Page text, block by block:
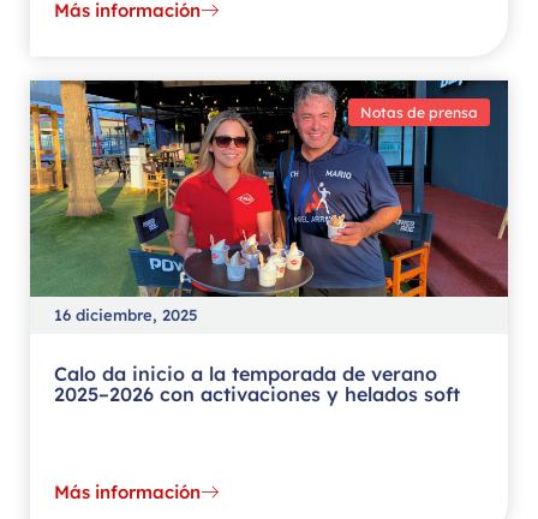
Más información
Notas de prensa
16 diciembre, 2025
Calo da inicio a la temporada de verano
2025–2026 con activaciones y helados soft
Más información